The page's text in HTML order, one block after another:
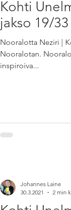
Kohti
jakso 19/33
Nooralotta Neziri |
Nooralotan.
inspiroiva...
Johannes Laine
30.3.2021
2 min